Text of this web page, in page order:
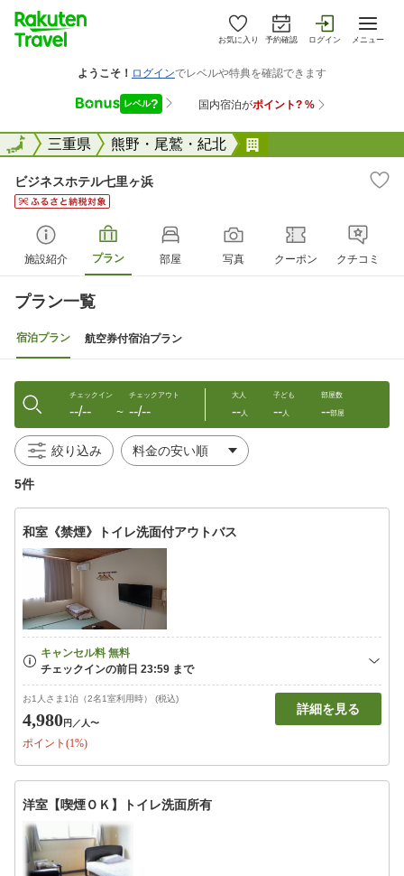
お気に入り 予約確認 ログイン メニュー
全国三重県 熊野・尾鷲・紀北
全国
ビジネスホテル七里ヶ浜
施設紹介 プラン 部屋 写真 クーポン クチコミ
プラン一覧
宿泊プラン 航空券付宿泊プラン
チェックイン
--/-- 〜
チェックアウト
--/--
大人
--人
子ども
--人
部屋数
--部屋
絞り込み
5件
和室《禁煙》トイレ洗面付アウトバス
お1人さま1泊（2名1室利用時） (税込)
4,980円 ／人〜
ポイント(1%)
詳細を見る
洋室【喫煙ＯＫ】トイレ洗面所有